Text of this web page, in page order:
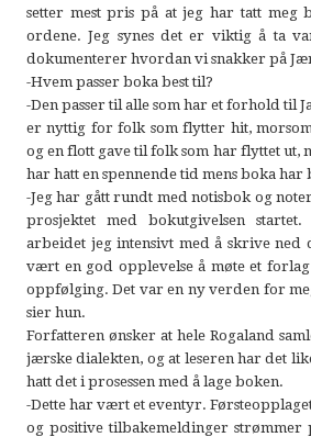
setter mest pris på at jeg har tatt meg
ordene. Jeg synes det er viktig å ta
dokumenterer hvordan vi snakker på
-Hvem passer boka best til?
-Den passer til alle som har et forhold til
er nyttig for folk som flytter hit,
og en flott gave til folk som har flyttet ut,
har hatt en spennende tid mens boka har
-Jeg har gått rundt med notisbok og
prosjektet med bokutgivelsen
arbeidet jeg intensivt med å skrive ned
vært en god opplevelse å møte et
oppfølging. Det var en ny verden for
sier hun.
Forfatteren ønsker at hele Rogaland
jærske dialekten, og at leseren har det
hatt det i prosessen med å lage boken.
-Dette har vært et eventyr.
og positive tilbakemeldinger strømmer